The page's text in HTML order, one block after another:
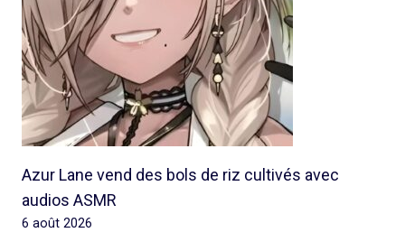
Azur Lane vend des bols de riz cultivés avec
audios ASMR
6 août 2026